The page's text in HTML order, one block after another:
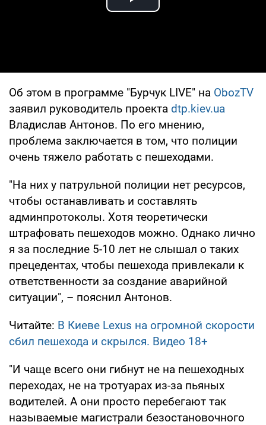
Play Video
Об этом в программе "Бурчук LIVE" на ObozTV
заявил руководитель проекта dtp.kiev.ua
Владислав Антонов. По его мнению,
проблема заключается в том, что полиции
очень тяжело работать с пешеходами.
"На них у патрульной полиции нет ресурсов,
чтобы останавливать и составлять
админпротоколы. Хотя теоретически
штрафовать пешеходов можно. Однако лично
я за последние 5-10 лет не слышал о таких
прецедентах, чтобы пешехода привлекали к
ответственности за создание аварийной
ситуации", – пояснил Антонов.
Читайте: В Киеве Lexus на огромной скорости
сбил пешехода и скрылся. Видео 18+
"И чаще всего они гибнут не на пешеходных
переходах, не на тротуарах из-за пьяных
водителей. А они просто перебегают так
называемые магистрали безостановочного